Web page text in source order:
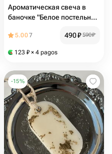
Ароматическая свеча в
баночке "Белое постельное
5.007 490₽ 590₽
123 ₽ × 4 pagos
-15%